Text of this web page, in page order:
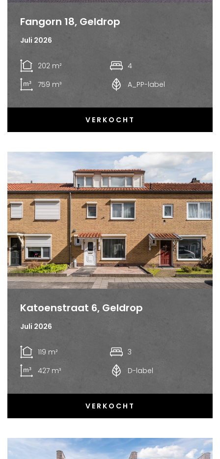
Fangorn 18, Geldrop
Juli 2026
202 m²
4
759 m³
A_PP-label
VERKOCHT
Katoenstraat 6, Geldrop
Juli 2026
119 m²
3
427 m³
D-label
VERKOCHT